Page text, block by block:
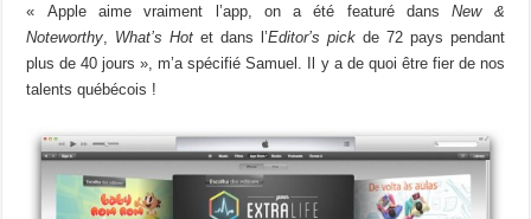
« Apple aime vraiment l’app, on a été featuré dansNew &
Noteworthy
What’s Hot et dans l’Editor’s pick de 72 pays pendant
plus de 40 jours », m’a spécifié Samuel. Il y a de quoi être fier de nos
talents québécois !